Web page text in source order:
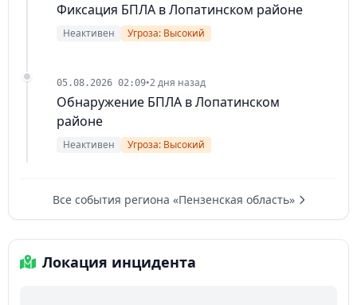
Фиксация БПЛА в Лопатинском районе
Неактивен Угроза: Высокий
05.08.2026 02:09•2 дня назад
Обнаружение БПЛА в Лопатинском
районе
Неактивен Угроза: Высокий
Все события региона «Пензенская область»
Локация инцидента